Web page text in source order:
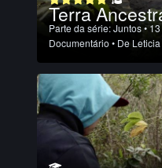
Terra
Parte da série:Juntos•
Documentário • De